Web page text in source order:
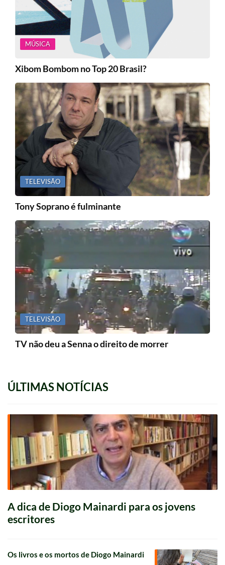
MÚSICA
Xibom Bombom no Top 20 Brasil?
TELEVISÃO
Tony Soprano é fulminante
TELEVISÃO
TV não deu a Senna o direito de morrer
ÚLTIMAS NOTÍCIAS
A dica de Diogo Mainardi para os jovens
escritores
Os livros e os mortos de Diogo Mainardi